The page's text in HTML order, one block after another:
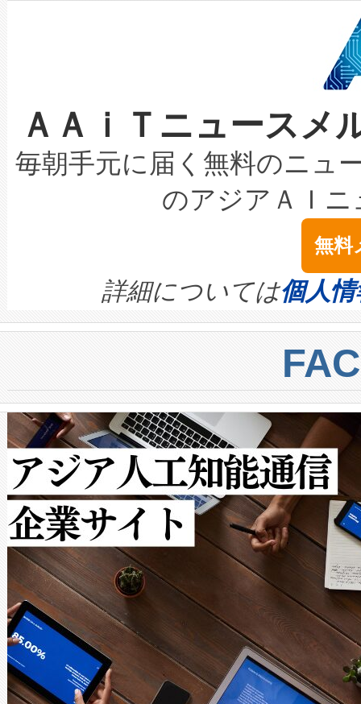
加組織は、Enzeneのバイオ
選定された製品について、自
取得できる可能性もあります
設には、3億～4億ドルかか
最高経営責任者（CEO）であ
す。「当社のfully-connected
ームを利用すれば、6,000万
きます。この効率性は、フェ
事業者の負担軽減という課題
系統連系を迅速にし、ピーク
限を超えて利用可能な電力容
持できるよう貢献します。こ
ービスレベル契約（SLA）違
テリー性能の劣化によるダウ
念は、現在データセンターが
ます。 Voltaiq provides a
quality and reliability for AI
BESS stack to ensure battery
centers. Voltaiqは、ai&のAI
からシステム統合、試運転、
クルの各段階のデータを監視
[…]
狭視野のFOVを切り替えるこ
ケーブル、枝などの細かな対
なレーザースポットにより、
な環境下でも豊かなディテー
キロメートル範囲を検出
LiDAR for Inspections,
は1535 nmレーザーを搭載。
イズの小径化を実現すること
す。ノーマルモードでは、
ートル先まで検出でき、これ
トに対して約600メートルに
では、反射率10％のターゲッ
で向上し、最大検知距離は
ットだけで最大1キロメート
ルの変電所周囲を監視でき、
作業と点群処理を簡素化でき
Avia 2は、2種類のFOVオプシ
× 80°のノーマルモード、長
ードを切り替えて使用するこ
ることなく、単一のデバイス
うにします。遠距離まで届く
ＡＡｉＴニュース
毎朝手元に届く無料のニュ
のアジアＡＩ
無料
詳細については個人